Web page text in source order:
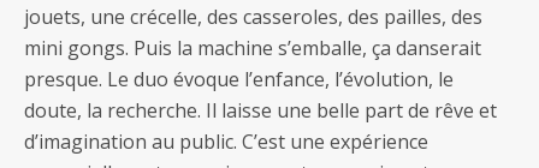
jouets, une crécelle, des casseroles, des pailles, des
mini gongs. Puis la machine s’emballe, ça danserait
presque. Le duo évoque l’enfance, l’évolution, le
doute, la recherche. Il laisse une belle part de rêve et
d’imagination au public. C’est une expérience